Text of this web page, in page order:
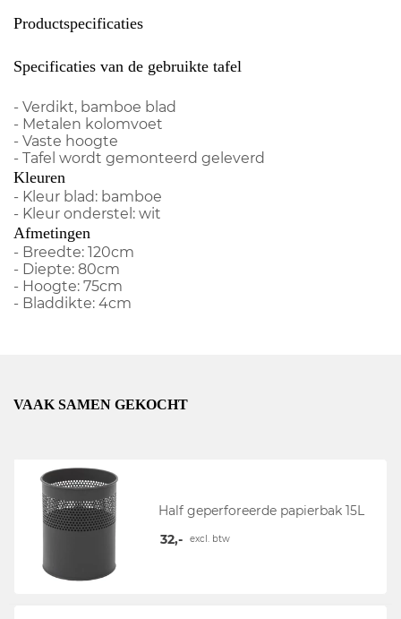
Productspecificaties
Specificaties van de gebruikte tafel
- Verdikt, bamboe blad
- Metalen kolomvoet
- Vaste hoogte
- Tafel wordt gemonteerd geleverd
Kleuren
- Kleur blad: bamboe
- Kleur onderstel: wit
Afmetingen
- Breedte: 120cm
- Diepte: 80cm
- Hoogte: 75cm
- Bladdikte: 4cm
VAAK SAMEN GEKOCHT
Half geperforeerde papierbak 15L
32,-
excl. btw